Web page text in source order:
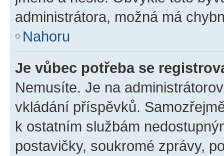
administrátora, možná má
Nahoru
Je vůbec potřeba se
Nemusíte. Je na
vkládání příspěvků.
k ostatním službám
postavičky, soukromé zprávy,